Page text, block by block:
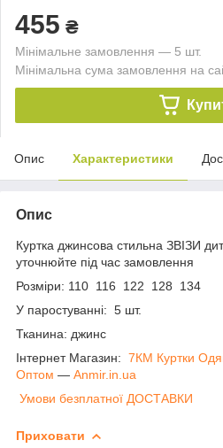
455 ₴
Мінімальне замовлення — 5 шт.
Мінімальна сума замовлення на
Опис Характеристики
Опис
Куртка джинсова стильна ЗВІЗИ
уточнюйте під час замовлення
Розміри: 110 116 122 128 134
У паростуванні: 5 шт.
Тканина: джинс
Інтернет Магазин: 7КМ Куртки
Оптом ― Anmir.in.ua
Умови безплатної ДОСТАВКИ
Приховати